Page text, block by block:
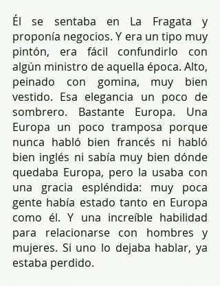
Él se sentaba en La Fragata y
proponía negocios. Y era un tipo muy
pintón, era fácil confundirlo con
algún ministro de aquella época. Alto,
peinado con gomina, muy bien
vestido. Esa elegancia un poco de
sombrero. Bastante Europa. Una
Europa un poco tramposa porque
nunca habló bien francés ni habló
bien inglés ni sabía muy bien dónde
quedaba Europa, pero la usaba con
una gracia espléndida: muy poca
gente había estado tanto en Europa
como él. Y una increíble habilidad
para relacionarse con hombres y
mujeres. Si uno lo dejaba hablar, ya
estaba perdido.